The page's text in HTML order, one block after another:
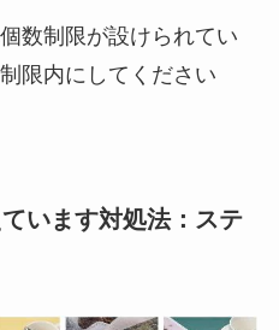
数制限が設けられてい
限内にしてください
います対処法：ステ